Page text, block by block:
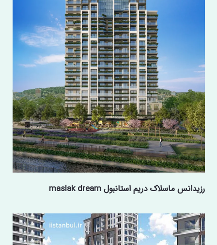
رزیدانس ماسلاک دریم استانبول maslak dream